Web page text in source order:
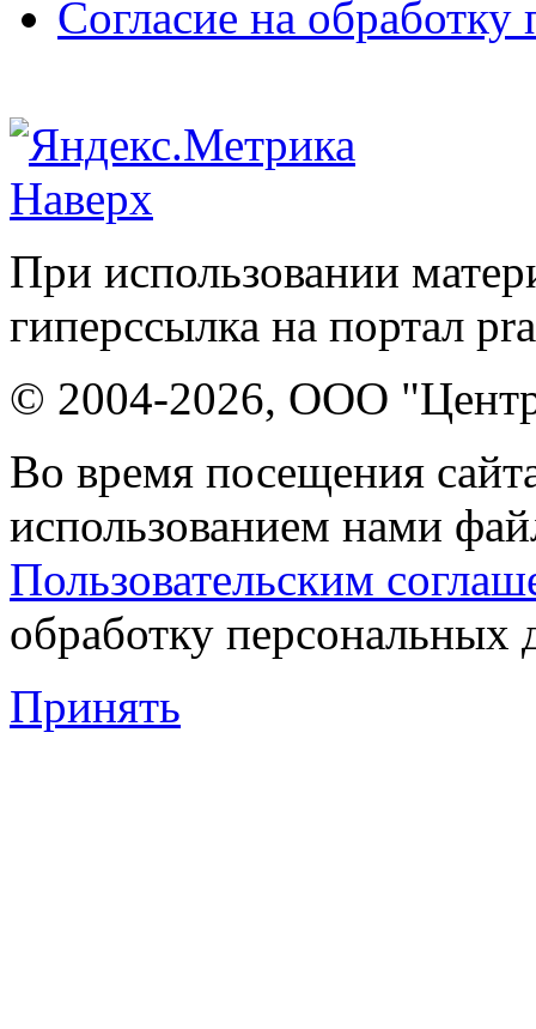
Согласие на
Наверх
При использовании
гиперссылка на портал
© 2004-2026, ООО "Центр
Во время посещения
использованием нами
Пользовательским
обработку персональных
Принять